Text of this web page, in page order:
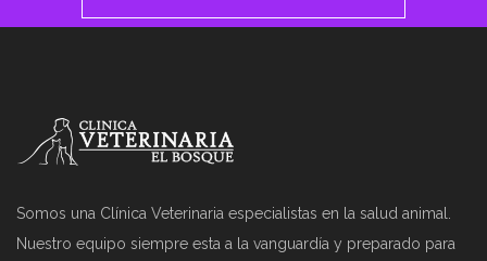
Somos una Clínica Veterinaria especialistas en la salud animal.
Nuestro equipo siempre esta a la vanguardía y preparado para